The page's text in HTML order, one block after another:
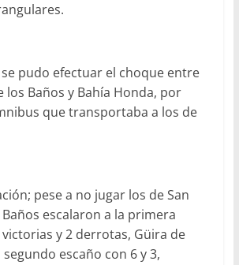
pudo efectuar el choque entre
los Baños y Bahía Honda, por
que transportaba a los de
pese a no jugar los de San
escalaron a la primera
y 2 derrotas, Güira de
escaño con 6 y 3,